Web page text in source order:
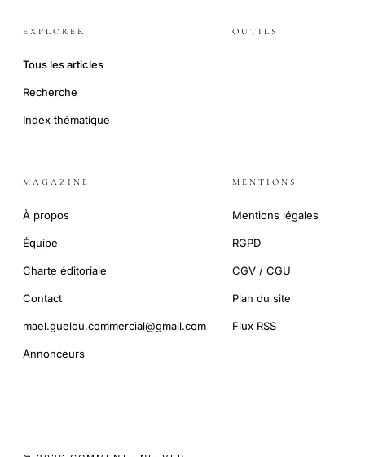
EXPLORER
Tous les articles
Recherche
Index thématique
OUTILS
MAGAZINE
À propos
Équipe
Charte éditoriale
Contact
mael.guelou.commercial@gmail.com
Annonceurs
MENTIONS
Mentions légales
RGPD
CGV / CGU
Plan du site
Flux RSS